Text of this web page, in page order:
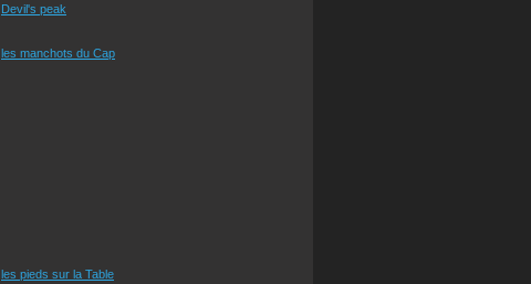
Devil's peak
les manchots du Cap
les pieds sur la Table